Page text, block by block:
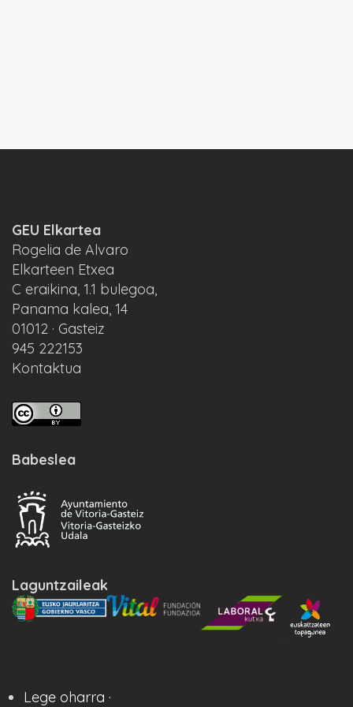
GEU Elkartea
Rogelia de Alvaro
Elkarteen Etxea
C eraikina, 1.1 bulegoa,
Panama kalea, 14
01012 · Gasteiz
945 222153
Kontaktua
Babeslea
Laguntzaileak
Lege oharra ·